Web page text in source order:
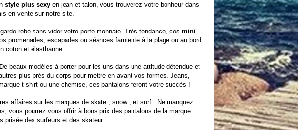
style plus sexy en jean et talon, vous trouverez votre bonheur dans
en vente sur notre site.
robe sans vider votre porte-monnaie. Très tendance, ces mini
promenades, escapades ou séances farniente à la plage ou au bord
coton et élasthanne.
beaux modèles à porter pour les uns dans une attitude détendue et
plus près du corps pour mettre en avant vos formes. Jeans,
t-shirtou une chemise, ces pantalons feront votre succès !
affaires sur les marques de skate snow, et surf . Ne manquez
vous pourrez vous offrir à bons prix des pantalons de la marque
prisée des surfeurs et des skateur.